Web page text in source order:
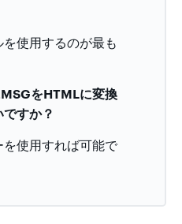
使用するのが最も
をHTMLに変換
すか？
使用すれば可能で